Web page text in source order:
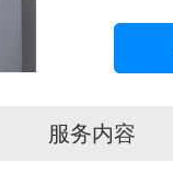
服务内容